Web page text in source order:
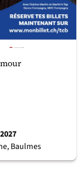
Baulmes